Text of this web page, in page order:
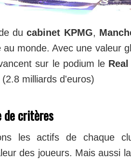
ducabinet KPMG,
au monde. Avec une valeur
sur le podium le
(2.8 milliards d'euros)
de critères
les actifs de chaque
des joueurs. Mais aussi